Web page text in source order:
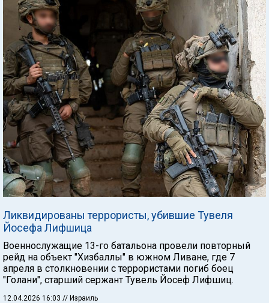
Ликвидированы террористы, убившие Тувеля
Йосефа Лифшица
Военнослужащие 13-го батальона провели повторный
рейд на объект "Хизбаллы" в южном Ливане, где 7
апреля в столкновении с террористами погиб боец
"Голани", старший сержант Тувель Йосеф Лифшиц.
12.04.2026 16:03 // Израиль